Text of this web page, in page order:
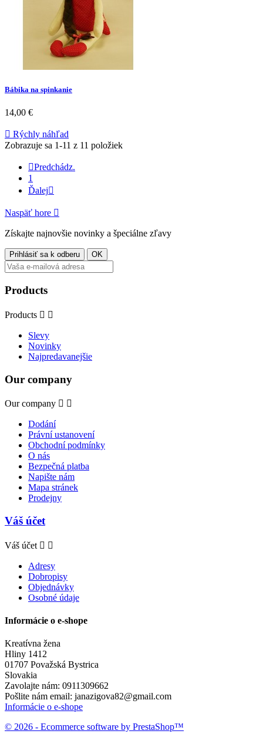
Bábika na spinkanie
14,00 €
 Rýchly náhľad
Zobrazuje sa 1-11 z 11 položiek
Predchádz.
1
Ďalej
Naspäť hore 
Získajte najnovšie novinky a špeciálne zľavy
Products
Products  
Slevy
Novinky
Najpredavanejšie
Our company
Our company  
Dodání
Právní ustanovení
Obchodní podmínky
O nás
Bezpečná platba
Napište nám
Mapa stránek
Prodejny
Váš účet
Váš účet  
Adresy
Dobropisy
Objednávky
Osobné údaje
Informácie o e-shope
Kreatívna žena
Hliny 1412
01707 Považská Bystrica
Slovakia
Zavolajte nám: 0911309662
Pošlite nám email: janazigova82@gmail.com
Informácie o e-shope
© 2026 - Ecommerce software by PrestaShop™